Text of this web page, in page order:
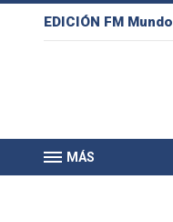
EDICIÓN FM Mundo
MÁS